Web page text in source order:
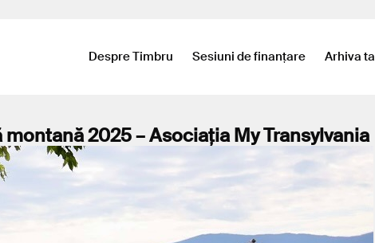
Despre Timbru Sesiuni de finanțare Arhiva ta
2025 – Asociația My Transylvania